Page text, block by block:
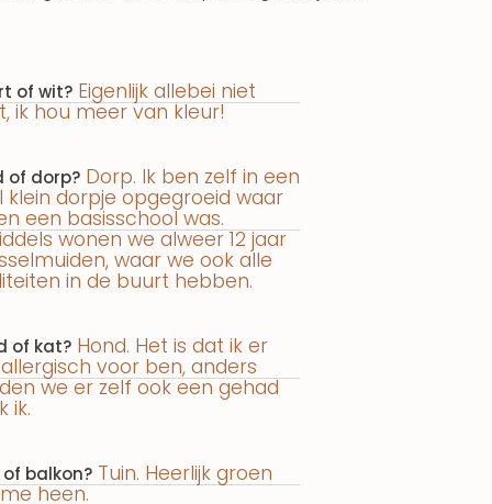
of wit? Eigenlijk allebei niet
ik hou meer van kleur!
of dorp? Dorp. Ik ben zelf in een
klein dorpje opgegroeid waar
een basisschool was.
wonen we alweer 12 jaar
waar we ook alle
in de buurt hebben.
of kat? Hond. Het is dat ik er
voor ben, anders
we er zelf ook een gehad
ik.
of balkon? Tuin. Heerlijk groen
heen.